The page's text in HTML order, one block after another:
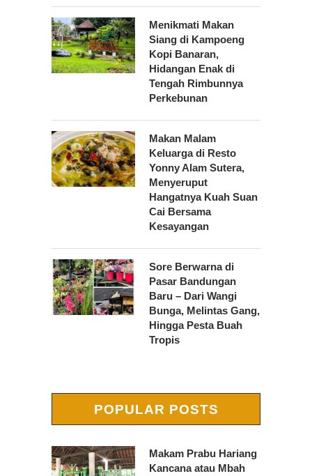
Menikmati Makan
Siang di Kampoeng
Kopi Banaran,
Hidangan Enak di
Tengah Rimbunnya
Perkebunan
Makan Malam
Keluarga di Resto
Yonny Alam Sutera,
Menyeruput
Hangatnya Kuah Suan
Cai Bersama
Kesayangan
Sore Berwarna di
Pasar Bandungan
Baru – Dari Wangi
Bunga, Melintas Gang,
Hingga Pesta Buah
Tropis
POPULAR POSTS
Makam Prabu Hariang
Kancana atau Mbah